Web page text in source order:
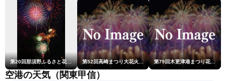
第20回那須野ふるさと花火大会 第52回高崎まつり大花火大会 第79回木更津港まつり花火大会
空港の天気（関東甲信）